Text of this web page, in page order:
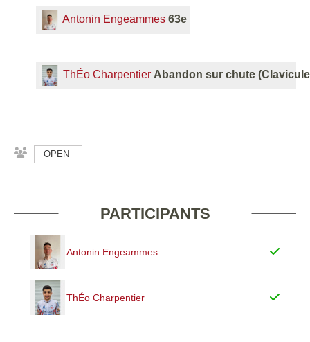
Antonin Engeammes 63e
ThÉo Charpentier Abandon sur chute
OPEN
PARTICIPANTS
Antonin Engeammes
ThÉo Charpentier